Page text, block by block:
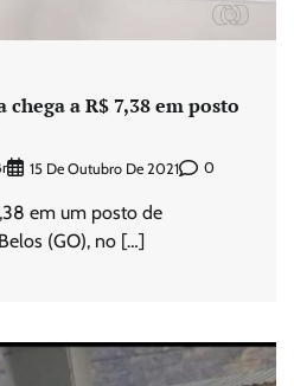
a R$ 7,38 em posto
15 De Outubro De 2021 0
em um posto de
(GO), no […]